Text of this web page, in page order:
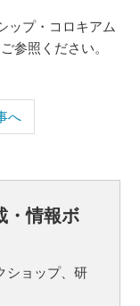
ップ・コロキアム
参照ください。
へ
・情報ボ
ショップ、研